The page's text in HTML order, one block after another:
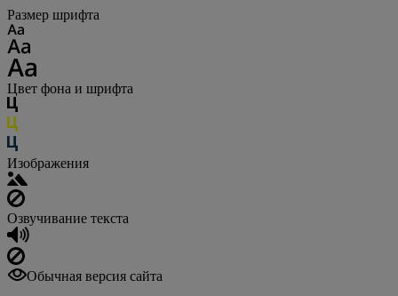
Размер шрифта
Цвет фона и шрифта
Изображения
Озвучивание текста
Обычная версия сайта